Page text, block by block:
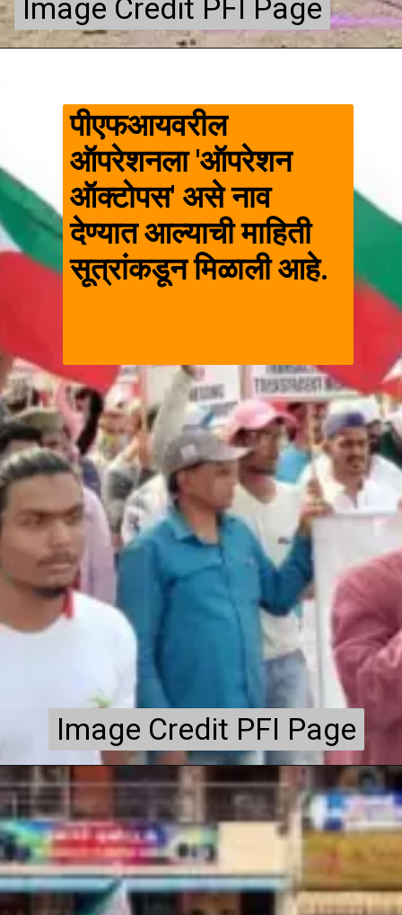
Image Credit PFI Page
Image Credit PFI Page
Image Credit PFI Page
Image Credit PFI Page
पीएफआयवरील
ऑपरेशनला 'ऑपरेशन
ऑक्टोपस' असे नाव
देण्यात आल्याची माहिती
सूत्रांकडून मिळाली आहे.